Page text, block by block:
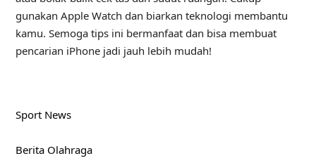
gunakan Apple Watch dan biarkan teknologi membantu
kamu. Semoga tips ini bermanfaat dan bisa membuat
pencarian iPhone jadi jauh lebih mudah!
Sport News
Berita Olahraga